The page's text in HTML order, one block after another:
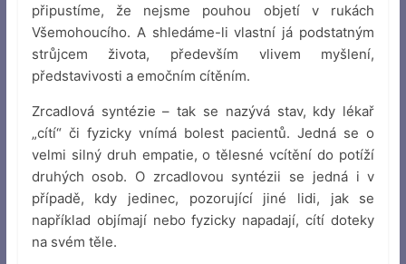
připustíme, že nejsme pouhou objetí v rukách
Všemohoucího. A shledáme-li vlastní já podstatným
strůjcem života, především vlivem myšlení,
představivosti a emočním cítěním.
Zrcadlová syntézie – tak se nazývá stav, kdy lékař
„cítí“ či fyzicky vnímá bolest pacientů. Jedná se o
velmi silný druh empatie, o tělesné vcítění do potíží
druhých osob. O zrcadlovou syntézii se jedná i v
případě, kdy jedinec, pozorující jiné lidi, jak se
například objímají nebo fyzicky napadají, cítí doteky
na svém těle.